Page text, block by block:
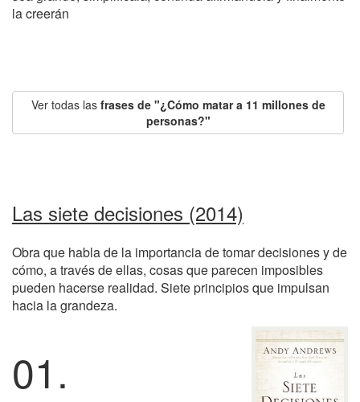
la creerán
Ver todas las frases de "¿Cómo matar a 11 millones de
personas?"
Las siete decisiones (2014)
Obra que habla de la importancia de tomar decisiones y de
cómo, a través de ellas, cosas que parecen imposibles
pueden hacerse realidad. Siete principios que impulsan
hacia la grandeza.
01.